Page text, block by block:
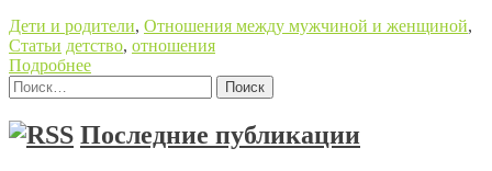
Дети и родители, Отношения между мужчиной и женщиной,
Статьи детство, отношения
Подробнее
Найти:
Последние публикации